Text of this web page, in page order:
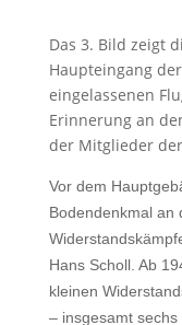
Das 3. Bild zeigt
Haupteingang
eingelassenen
Erinnerung an
der Mitglieder der
Vor dem
Bodendenkmal an
Hans Scholl. Ab
kleinen
– insgesamt